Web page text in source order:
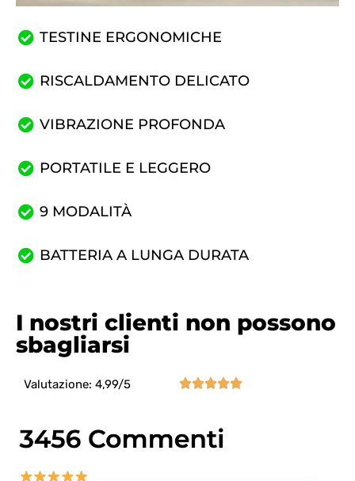
TESTINE ERGONOMICHE
RISCALDAMENTO DELICATO
VIBRAZIONE PROFONDA
PORTATILE E LEGGERO
9 MODALITÀ
BATTERIA A LUNGA DURATA
I nostri clienti non possono
sbagliarsi
Valutazione: 4,99/5 